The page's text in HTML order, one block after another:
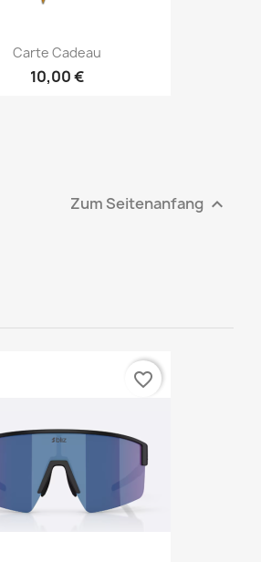
Carte Cadeau
10,00 €
Zum Seitenanfang 
favorite_border